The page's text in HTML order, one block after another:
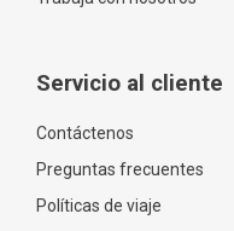
Servicio al cliente
Contáctenos
Preguntas frecuentes
Políticas de viaje